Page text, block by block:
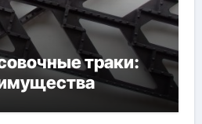
траки: